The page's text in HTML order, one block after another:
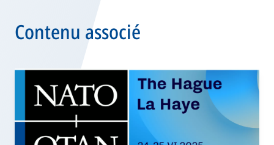
Contenu associé